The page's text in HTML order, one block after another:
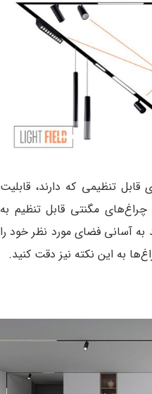
تنظیمی که دارند، قابلیت
را دارند. چراغ‌های مگنتی قابل تنظیم به
به آسانی فضای مورد نظر خود را
به این نکته نیز دقت کنید.